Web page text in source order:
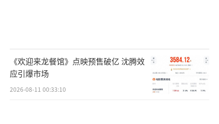
《欢迎来龙餐馆》点映预售破亿 沈腾效
应引爆市场
2026-08-11 00:33:10